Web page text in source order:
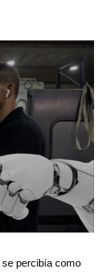
se percibía como